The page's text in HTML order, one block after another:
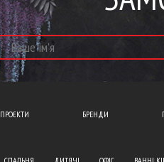
ПРОЄКТИ БРЕНДИ